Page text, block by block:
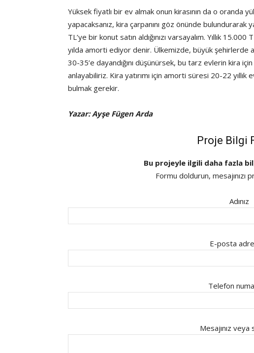
Yüksek fiyatlı bir ev almak onun kirasının da o oranda
yapacaksanız, kira çarpanını göz önünde bulundurarak
TL’ye bir konut satın aldığınızı varsayalım. Yıllık
yılda amorti ediyor denir. Ülkemizde, büyük
30-35’e dayandığını düşünürsek, bu tarz evlerin kira için
anlayabiliriz. Kira yatırımı için amorti süresi 20-22
bulmak gerekir.
Yazar: Ayşe Fügen Arda
Proje Bilgi
Bu projeyle ilgili daha fazla
Formu doldurun, mesajınızı
Adınız
E-posta
Telefon
Mesajınız veya